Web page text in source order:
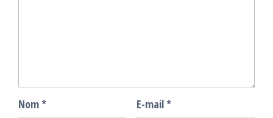
Nom* E-mail*